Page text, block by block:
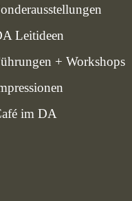
Leitideen
+ Workshops
im DA